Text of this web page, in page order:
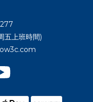
五上班時間)